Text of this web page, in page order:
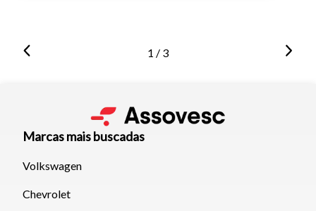
1 / 3
Marcas mais buscadas
Volkswagen
Chevrolet